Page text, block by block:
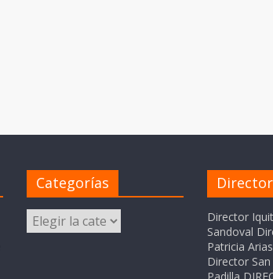
Categorías
Categorías
Director
Sandoval
Patricia
Director